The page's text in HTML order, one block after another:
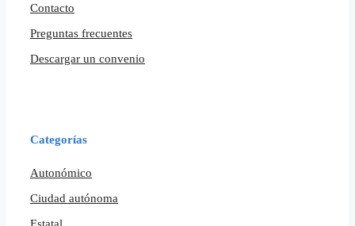
Contacto
Preguntas frecuentes
Descargar un convenio
Categorías
Autonómico
Ciudad autónoma